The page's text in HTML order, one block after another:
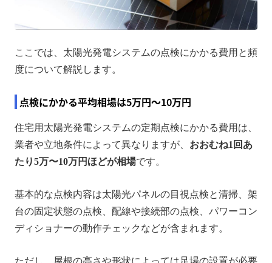
ここでは、太陽光発電システムの点検にかかる費用と頻
度について解説します。
点検にかかる平均相場は5万円～10万円
住宅用太陽光発電システムの定期点検にかかる費用は、
業者や立地条件によって異なりますが、 おおむね1回あ
たり5万〜10万円ほどが相場です。
基本的な点検内容は太陽光パネルの目視点検と清掃、架
台の固定状態の点検、配線や接続部の点検、パワーコン
ディショナーの動作チェックなどが含まれます。